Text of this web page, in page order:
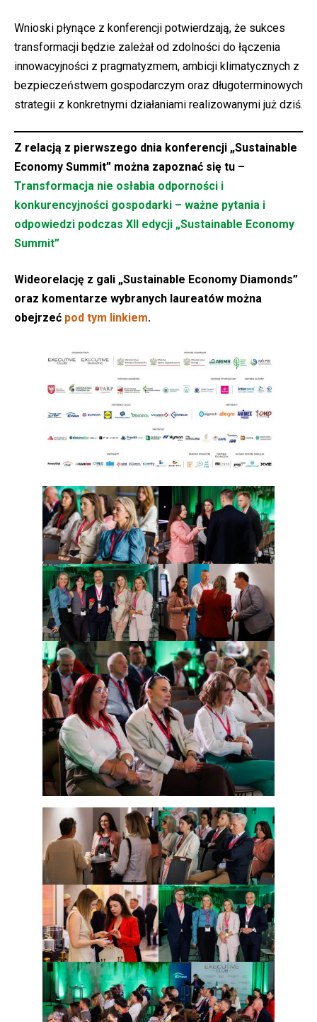
Wnioski płynące z konferencji potwierdzają, że sukces
transformacji będzie zależał od zdolności do łączenia
innowacyjności z pragmatyzmem, ambicji klimatycznych z
bezpieczeństwem gospodarczym oraz długoterminowych
strategii z konkretnymi działaniami realizowanymi już dziś.
Z relacją z pierwszego dnia konferencji „Sustainable
Economy Summit” można zapoznać się tu –
Transformacja nie osłabia odporności i
konkurencyjności gospodarki – ważne pytania i
odpowiedzi podczas XII edycji „Sustainable Economy
Summit”
Wideorelację z gali „Sustainable Economy Diamonds”
oraz komentarze wybranych laureatów można
obejrzeć pod tym linkiem.